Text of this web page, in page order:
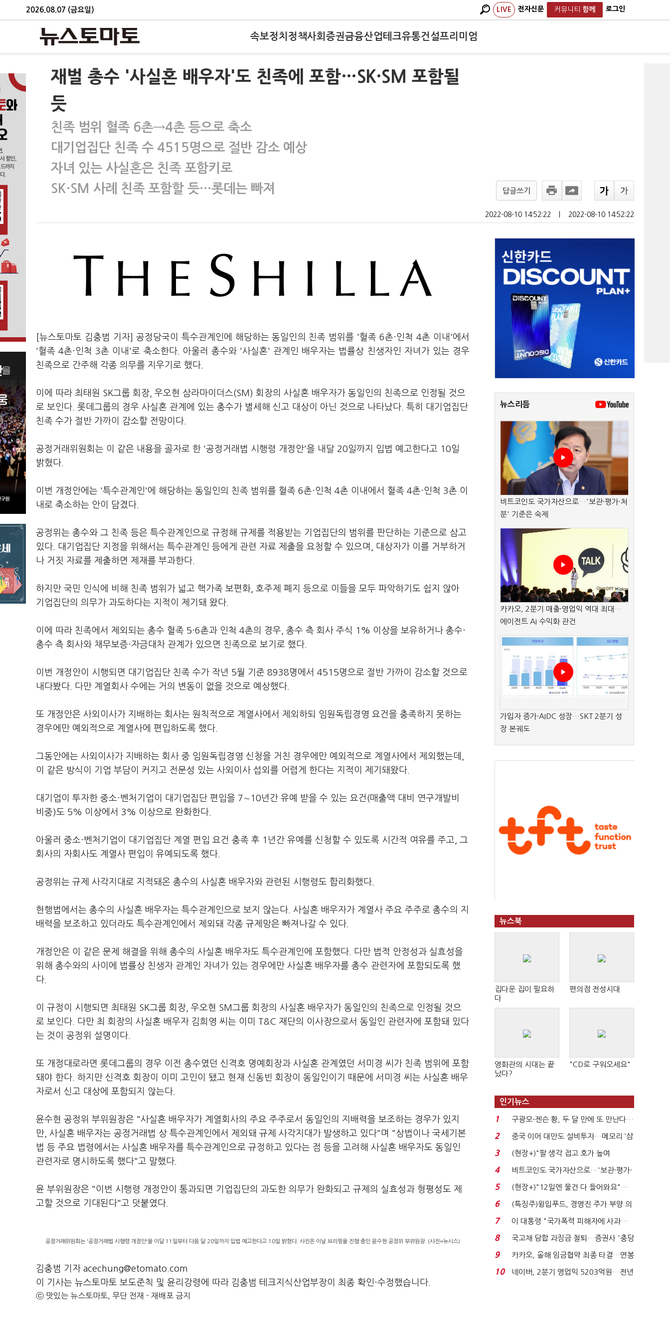
2026.08.07 (금요일) LIVE 전자신문 커뮤니티 함께 로그인
속보정치 정책사회 증권금융산업테크유통건설프리미엄
재벌 총수 '사실혼 배우자'도 친족에 포함…SK·SM 포함될
듯
친족 범위 혈족 6촌→4촌 등으로 축소
대기업집단 친족 수 4515명으로 절반 감소 예상
자녀 있는 사실혼은 친족 포함키로
SK·SM 사례 친족 포함할 듯…롯데는 빠져
답글쓰기
2022-08-10 14:52:22 2022-08-10 14:52:22
[뉴스토마토 김충범 기자] 공정당국이 특수관계인에 해당하는 동일인의 친족 범위를 '혈족 6촌·인척 4촌 이내'에서
'혈족 4촌·인척 3촌 이내'로 축소한다. 아울러 총수와 '사실혼' 관계인 배우자는 법률상 친생자인 자녀가 있는 경우
친족으로 간주해 각종 의무를 지우기로 했다.
이에 따라 최태원 SK그룹 회장, 우오현 삼라마이더스(SM) 회장의 사실혼 배우자가 동일인의 친족으로 인정될 것으
로 보인다. 롯데그룹의 경우 사실혼 관계에 있는 총수가 별세해 신고 대상이 아닌 것으로 나타났다. 특히 대기업집단
친족 수가 절반 가까이 감소할 전망이다.
공정거래위원회는 이 같은 내용을 골자로 한 '공정거래법 시행령 개정안'을 내달 20일까지 입법 예고한다고 10일
밝혔다.
이번 개정안에는 '특수관계인'에 해당하는 동일인의 친족 범위를 혈족 6촌·인척 4촌 이내에서 혈족 4촌·인척 3촌 이
내로 축소하는 안이 담겼다.
공정위는 총수와 그 친족 등은 특수관계인으로 규정해 규제를 적용받는 기업집단의 범위를 판단하는 기준으로 삼고
있다. 대기업집단 지정을 위해서는 특수관계인 등에게 관련 자료 제출을 요청할 수 있으며, 대상자가 이를 거부하거
나 거짓 자료를 제출하면 제재를 부과한다.
하지만 국민 인식에 비해 친족 범위가 넓고 핵가족 보편화, 호주제 폐지 등으로 이들을 모두 파악하기도 쉽지 않아
기업집단의 의무가 과도하다는 지적이 제기돼 왔다.
이에 따라 친족에서 제외되는 총수 혈족 5·6촌과 인척 4촌의 경우, 총수 측 회사 주식 1% 이상을 보유하거나 총수·
총수 측 회사와 채무보증·자금대차 관계가 있으면 친족으로 보기로 했다.
이번 개정안이 시행되면 대기업집단 친족 수가 작년 5월 기준 8938명에서 4515명으로 절반 가까이 감소할 것으로
내다봤다. 다만 계열회사 수에는 거의 변동이 없을 것으로 예상했다.
또 개정안은 사외이사가 지배하는 회사는 원칙적으로 계열사에서 제외하되 임원독립경영 요건을 충족하지 못하는
경우에만 예외적으로 계열사에 편입하도록 했다.
그동안에는 사외이사가 지배하는 회사 중 임원독립경영 신청을 거친 경우에만 예외적으로 계열사에서 제외했는데,
이 같은 방식이 기업 부담이 커지고 전문성 있는 사외이사 섭외를 어렵게 한다는 지적이 제기돼왔다.
대기업이 투자한 중소·벤처기업이 대기업집단 편입을 7∼10년간 유예 받을 수 있는 요건(매출액 대비 연구개발비
비중)도 5% 이상에서 3% 이상으로 완화한다.
아울러 중소·벤처기업이 대기업집단 계열 편입 요건 충족 후 1년간 유예를 신청할 수 있도록 시간적 여유를 주고, 그
회사의 자회사도 계열사 편입이 유예되도록 했다.
공정위는 규제 사각지대로 지적돼온 총수의 사실혼 배우자와 관련된 시행령도 합리화했다.
현행법에서는 총수의 사실혼 배우자는 특수관계인으로 보지 않는다. 사실혼 배우자가 계열사 주요 주주로 총수의 지
배력을 보조하고 있더라도 특수관계인에서 제외돼 각종 규제망은 빠져나갈 수 있다.
개정안은 이 같은 문제 해결을 위해 총수의 사실혼 배우자도 특수관계인에 포함했다. 다만 법적 안정성과 실효성을
위해 총수와의 사이에 법률상 친생자 관계인 자녀가 있는 경우에만 사실혼 배우자를 총수 관련자에 포함되도록 했
다.
이 규정이 시행되면 최태원 SK그룹 회장, 우오현 SM그룹 회장의 사실혼 배우자가 동일인의 친족으로 인정될 것으
로 보인다. 다만 최 회장의 사실혼 배우자 김희영 씨는 이미 T&C 재단의 이사장으로서 동일인 관련자에 포함돼 있다
는 것이 공정위 설명이다.
또 개정대로라면 롯데그룹의 경우 이전 총수였던 신격호 명예회장과 사실혼 관계였던 서미경 씨가 친족 범위에 포함
돼야 한다. 하지만 신격호 회장이 이미 고인이 됐고 현재 신동빈 회장이 동일인이기 때문에 서미경 씨는 사실혼 배우
자로서 신고 대상에 포함되지 않는다.
윤수현 공정위 부위원장은 "사실혼 배우자가 계열회사의 주요 주주로서 동일인의 지배력을 보조하는 경우가 있지
만, 사실혼 배우자는 공정거래법 상 특수관계인에서 제외돼 규제 사각지대가 발생하고 있다"며 "상법이나 국세기본
법 등 주요 법령에서는 사실혼 배우자를 특수관계인으로 규정하고 있다는 점 등을 고려해 사실혼 배우자도 동일인
관련자로 명시하도록 했다"고 말했다.
윤 부위원장은 "이번 시행령 개정안이 통과되면 기업집단의 과도한 의무가 완화되고 규제의 실효성과 형평성도 제
고할 것으로 기대된다"고 덧붙였다.
공정거래위원회는 '공정거래법 시행령 개정안'을 이달 11일부터 다음 달 20일까지 입법 예고한다고 10일 밝혔다. 사진은 이날 브리핑을 진행 중인 윤수현 공정위 부위원장. (사진=뉴시스)
김충범 기자 acechung@etomato.com
이 기사는 뉴스토마토 보도준칙 및 윤리강령에 따라 김충범 테크지식산업부장이 최종 확인·수정했습니다.
ⓒ 맛있는 뉴스토마토, 무단 전재 - 재배포 금지
뉴스리듬
비트코인도 국가자산으로…'보관·평가·처
분' 기준은 숙제
카카오, 2분기 매출·영업익 역대 최대…
에이전트 AI 수익화 관건
가입자 증가·AIDC 성장…SKT 2분기 성
장 본궤도
뉴스북
집다운 집이 필요하
다
편의점 전성시대
영화관의 시대는 끝
났다?
"CD로 구워오세요"
인기뉴스
1
구광모-젠슨 황, 두 달 만에 또 만난다…
로봇·AI 등 논...
2
중국 이어 대만도 설비투자…메모리 ‘삼
국전쟁’
3
(현장+)"팔 생각 접고 호가 높여
요"…'덜 똘똘한 한 채' 20...
4
비트코인도 국가자산으로…'보관·평가·
처분' 기준은 ...
5
(현장+)"12일엔 물건 다 들어와요"…
빈 매대 채우며 문 연 ...
6
(특징주)윙입푸드, 경영진 주가 부양 의
지에 상한가...
7
이 대통령 "국가폭력 피해자에 사과…
적극적 조사로 진...
8
국고채 담합 과징금 철퇴…증권사 '충당
금 폭탄' 우려...
9
카카오, 올해 임금협약 최종 타결…연봉
6.3% 인상·격려...
10
네이버, 2분기 영업익 5203억원…전년